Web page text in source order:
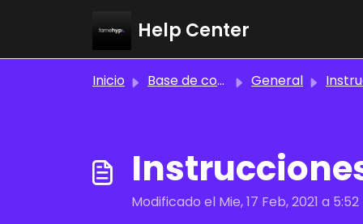
Help Center
Inicio Base de conocimientos General
Modificado el Mie, 17 Feb, 2021 a 5:52